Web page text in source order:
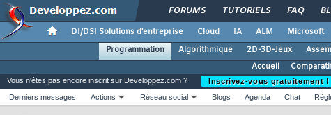
FORUMS TUTORIELS FAQ
DI/DSI Solutions d'entreprise Cloud IA ALM Microsoft
Programmation
Algorithmique 2D-3D-Jeux
Accueil
Vous n'êtes pas encore inscrit sur Developpez.com ?
Inscrivez-vous gratuitement !
Derniers messages
Actions Réseau social Blogs Agenda Chat